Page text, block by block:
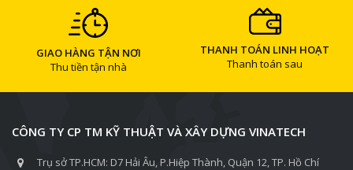
GIAO HÀNG TẬN NƠI
Thu tiền tận nhà
THANH TOÁN LINH HOẠT
Thanh toán sau
CÔNG TY CP TM KỸ THUẬT VÀ XÂY DỰNG VINATECH
Trụ sở TP.HCM: D7 Hải Âu, P.Hiệp Thành, Quận 12, TP. Hồ Chí